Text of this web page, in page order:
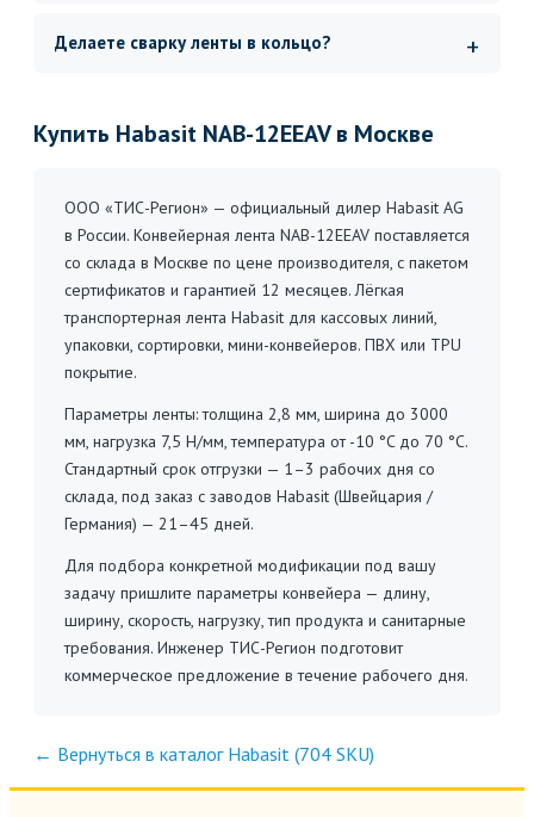
Делаете сварку ленты в кольцо?
Купить Habasit NAB-12EEAV в Москве
ООО «ТИС-Регион» — официальный дилер Habasit AG
в России. Конвейерная лента NAB-12EEAV поставляется
со склада в Москве по цене производителя, с пакетом
сертификатов и гарантией 12 месяцев. Лёгкая
транспортерная лента Habasit для кассовых линий,
упаковки, сортировки, мини-конвейеров. ПВХ или TPU
покрытие.
Параметры ленты: толщина 2,8 мм, ширина до 3000
мм, нагрузка 7,5 Н/мм, температура от -10 °C до 70 °C.
Стандартный срок отгрузки — 1–3 рабочих дня со
склада, под заказ с заводов Habasit (Швейцария /
Германия) — 21–45 дней.
Для подбора конкретной модификации под вашу
задачу пришлите параметры конвейера — длину,
ширину, скорость, нагрузку, тип продукта и санитарные
требования. Инженер ТИС-Регион подготовит
коммерческое предложение в течение рабочего дня.
← Вернуться в каталог Habasit (704 SKU)